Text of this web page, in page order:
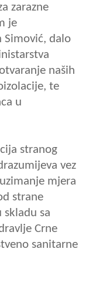
zarazne
je
Simović, dalo
naših
te
u
stranog
vez
mjera
strane
skladu sa
Crne
sanitarne